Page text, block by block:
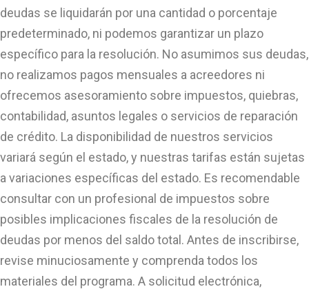
deudas se liquidarán por una cantidad o porcentaje
predeterminado, ni podemos garantizar un plazo
específico para la resolución. No asumimos sus deudas,
no realizamos pagos mensuales a acreedores ni
ofrecemos asesoramiento sobre impuestos, quiebras,
contabilidad, asuntos legales o servicios de reparación
de crédito. La disponibilidad de nuestros servicios
variará según el estado, y nuestras tarifas están sujetas
a variaciones específicas del estado. Es recomendable
consultar con un profesional de impuestos sobre
posibles implicaciones fiscales de la resolución de
deudas por menos del saldo total. Antes de inscribirse,
revise minuciosamente y comprenda todos los
materiales del programa. A solicitud electrónica,